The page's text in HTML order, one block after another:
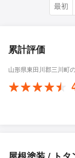
最初
累計評価
山形県東田川郡三川町